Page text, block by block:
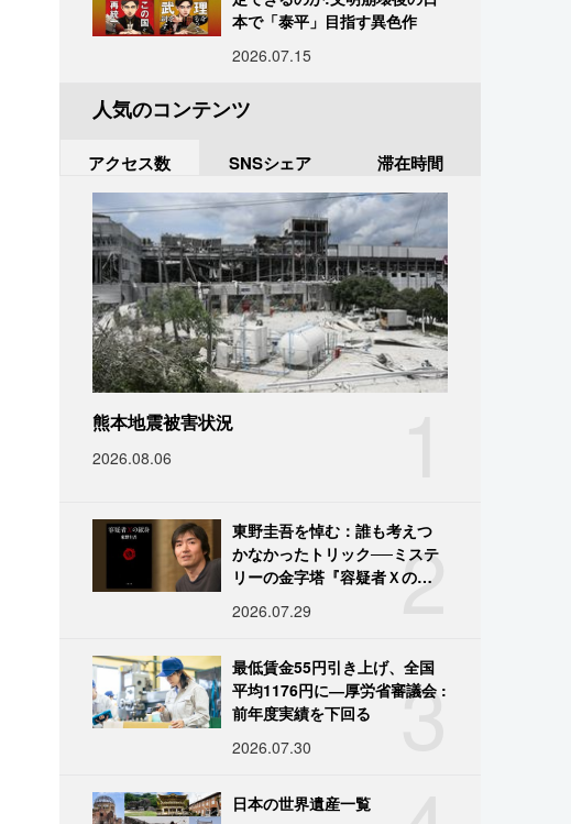
本で「泰平」目指す異色作
2026.07.15
人気のコンテンツ
アクセス数 SNSシェア 滞在時間
熊本地震被害状況
2026.08.06
2
東野圭吾を悼む：誰も考えつ
かなかったトリック──ミステ
リーの金字塔『容疑者Ｘの献
2026.07.29
3
最低賃金55円引き上げ、全国
平均1176円に―厚労省審議会 :
前年度実績を下回る
2026.07.30
日本の世界遺産一覧